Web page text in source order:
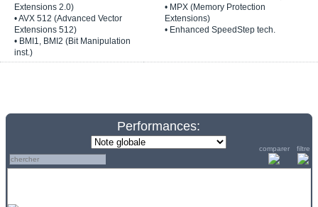
Extensions 2.0)
• AVX 512 (Advanced Vector
Extensions 512)
• BMI1, BMI2 (Bit Manipulation
inst.)
• MPX (Memory Protection
Extensions)
• Enhanced SpeedStep tech.
Performances:
comparer filtre